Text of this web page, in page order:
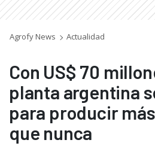
Agrofy News Actualidad
Con US$ 70
planta argentina
para producir
que nunca